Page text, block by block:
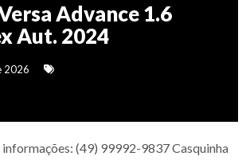
Advance 1.6
Aut. 2024
2026
informações: (49) 99992-9837 Casquinha